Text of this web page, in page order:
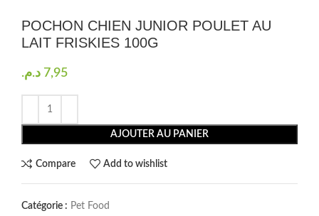
POCHON CHIEN JUNIOR POULET AU
LAIT FRISKIES 100G
7,95 د.م.
AJOUTER AU PANIER
Compare Add to wishlist
Catégorie : Pet Food